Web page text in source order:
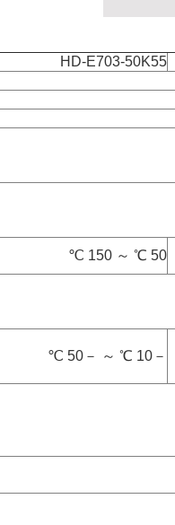
HD-E703-50K55
50 ℃ ～ 150 ℃
－10 ℃ ～ －50 ℃